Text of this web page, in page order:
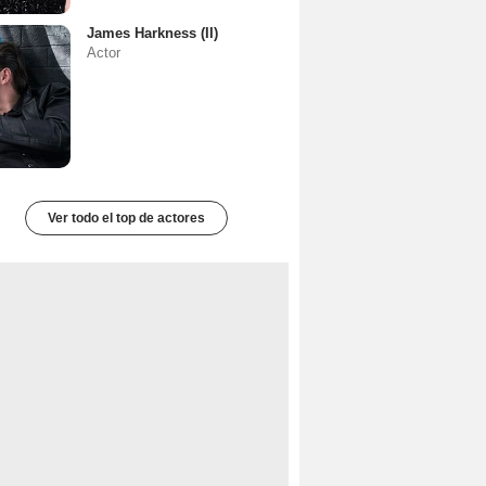
James Harkness (II)
Actor
Ver todo el top de actores